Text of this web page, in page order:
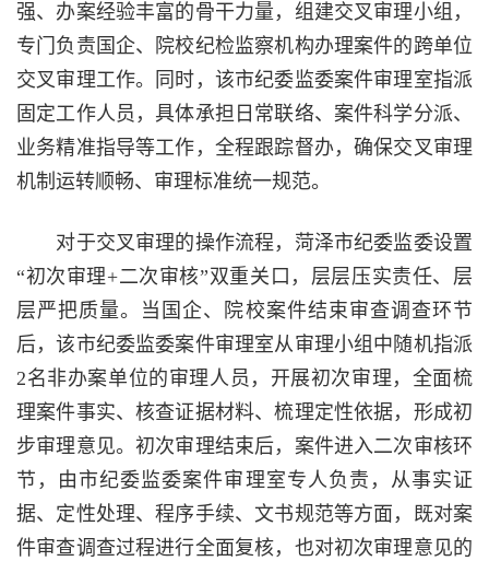
强、办案经验丰富的骨干力量，组建交叉审理小组，
专门负责国企、院校纪检监察机构办理案件的跨单位
交叉审理工作。同时，该市纪委监委案件审理室指派
固定工作人员，具体承担日常联络、案件科学分派、
业务精准指导等工作，全程跟踪督办，确保交叉审理
机制运转顺畅、审理标准统一规范。
对于交叉审理的操作流程，菏泽市纪委监委设置
“初次审理+二次审核”双重关口，层层压实责任、层
层严把质量。当国企、院校案件结束审查调查环节
后，该市纪委监委案件审理室从审理小组中随机指派
2名非办案单位的审理人员，开展初次审理，全面梳
理案件事实、核查证据材料、梳理定性依据，形成初
步审理意见。初次审理结束后，案件进入二次审核环
节，由市纪委监委案件审理室专人负责，从事实证
据、定性处理、程序手续、文书规范等方面，既对案
件审查调查过程进行全面复核，也对初次审理意见的